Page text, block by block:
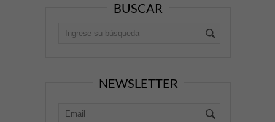
BUSCAR
NEWSLETTER